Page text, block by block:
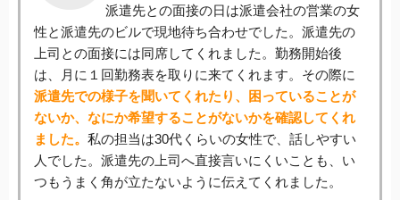
派遣先との面接の日は派遣会社の営業の女
性と派遣先のビルで現地待ち合わせでした。派遣先の
上司との面接には同席してくれました。勤務開始後
は、月に１回勤務表を取りに来てくれます。その際に
派遣先での様子を聞いてくれたり、困っていることが
ないか、なにか希望することがないかを確認してくれ
ました。 私の担当は30代くらいの女性で、話しやすい
人でした。派遣先の上司へ直接言いにくいことも、い
つもうまく角が立たないように伝えてくれました。